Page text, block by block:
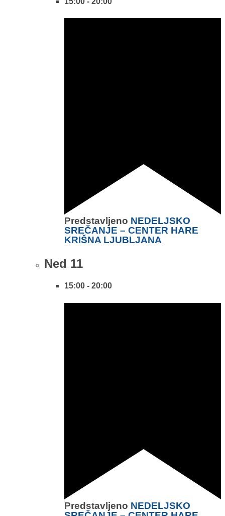
Predstavljeno NEDELJSKO
SREČANJE – CENTER HARE
KRIŠNA LJUBLJANA
Ned 11
15:00 - 20:00
Predstavljeno NEDELJSKO